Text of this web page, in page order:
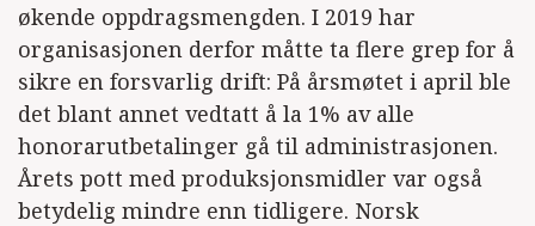
økende oppdragsmengden. I 2019 har
organisasjonen derfor måtte ta flere grep for å
sikre en forsvarlig drift: På årsmøtet i april ble
det blant annet vedtatt å la 1% av alle
honorarutbetalinger gå til administrasjonen.
Årets pott med produksjonsmidler var også
betydelig mindre enn tidligere. Norsk